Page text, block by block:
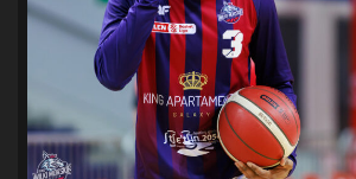
SANDRA SPA POGOŃ SZCZECIN(100) SIEDLECKA(63)
SPARING SPR POGOŃ SZCZECIN (72)
SPÓJNIA STARGARD (35) STOCZNIA SZCZECIN (40)
SUPERLIGA KOBIET (58) SUPERLIGA MĘŻCZYZN (92)
TAURON LIGA KOBIET (106) TENIS(26)